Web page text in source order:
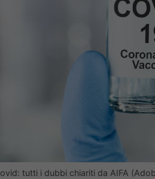
tutti i dubbi chiariti da AIFA